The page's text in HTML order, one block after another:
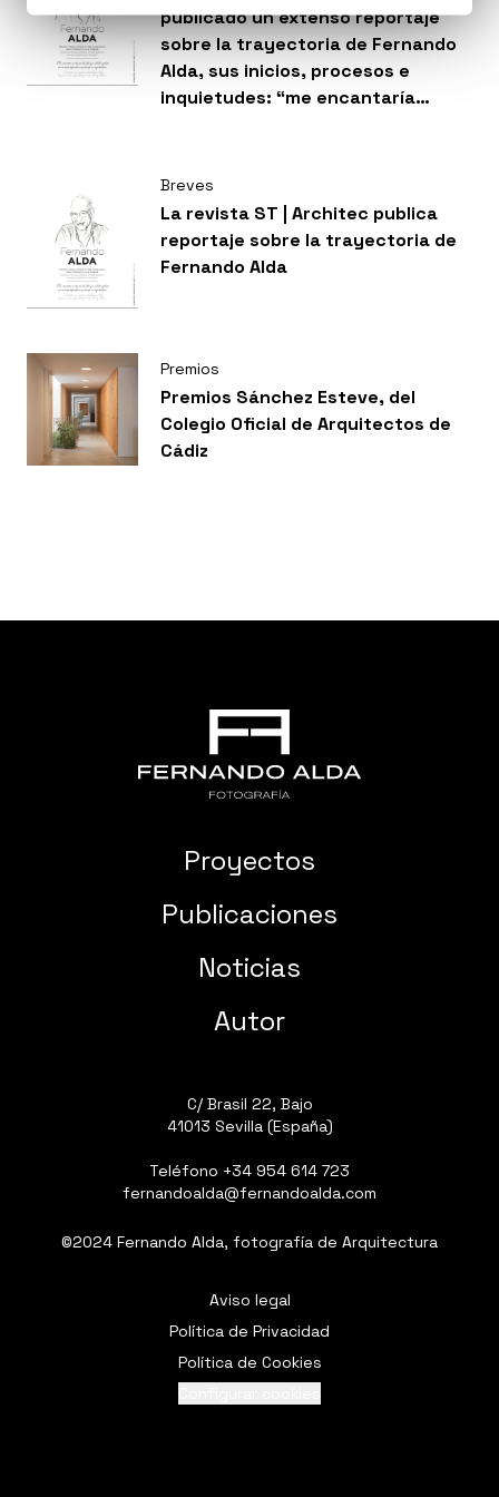
publicado un extenso reportaje
sobre la trayectoria de Fernando
Alda, sus inicios, procesos e
inquietudes: “me encantaría
cierta poética. Ese es el reto”.
Breves
La revista ST | Architec publica
reportaje sobre la trayectoria de
Fernando Alda
Premios
Premios Sánchez Esteve, del
Colegio Oficial de Arquitectos de
Cádiz
Proyectos
Publicaciones
Noticias
Autor
C/ Brasil 22, Bajo
41013 Sevilla (España)
Teléfono +34 954 614 723
fernandoalda@fernandoalda.com
©2024 Fernando Alda, fotografía de Arquitectura
Aviso legal
Política de Privacidad
Política de Cookies